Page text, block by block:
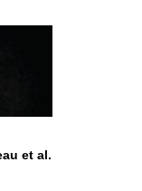
et al.